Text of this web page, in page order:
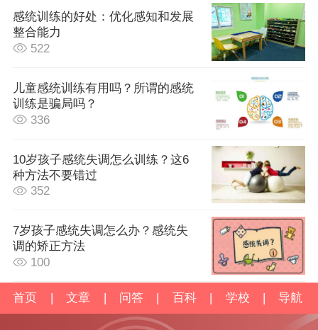
感统训练的好处：优化感知和发展
整合能力
522
儿童感统训练有用吗？所谓的感统
训练是骗局吗？
336
10岁孩子感统失调怎么训练？这6
种方法不要错过
352
7岁孩子感统失调怎么办？感统失
调的矫正方法
100
首页 | 文章 | 问答 | 百科 | 学校 | 导航